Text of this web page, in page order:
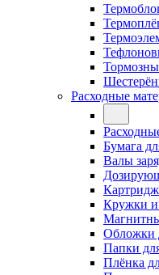
Расходные
Бумага
Валы
Кружки и
Обложки
Папки
Плёнка